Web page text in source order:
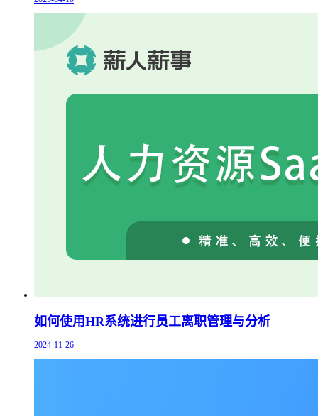
如何使用HR系统进行员工离职管理与分析
2024-11-26